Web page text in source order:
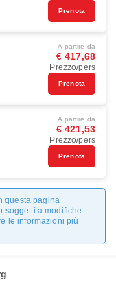
Prenota
A partire da
€ 417,68
Prezzo/pers
Prenota
A partire da
€ 421,53
Prezzo/pers
Prenota
questa pagina
soggetti a modifiche
le informazioni più